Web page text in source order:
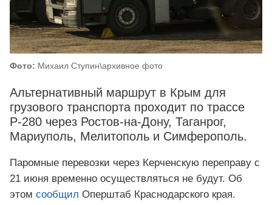
Фото: Михаил Ступин\архивное фото
Альтернативный маршрут в Крым для
грузового транспорта проходит по трассе
Р-280 через Ростов-на-Дону, Таганрог,
Мариуполь, Мелитополь и Симферополь.
Паромные перевозки через Керченскую переправу с
21 июня временно осуществляться не будут. Об
этом сообщил Оперштаб Краснодарского края.